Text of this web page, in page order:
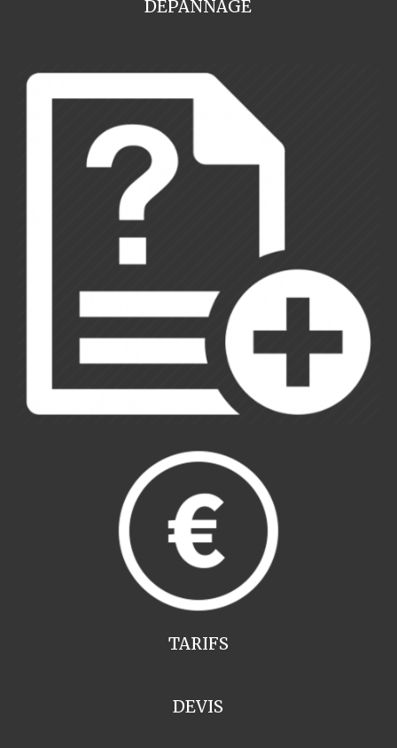
DEPANNAGE
TARIFS
DEVIS